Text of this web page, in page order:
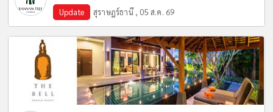
Update สุราษฎร์ธานี , 05 ส.ค. 69